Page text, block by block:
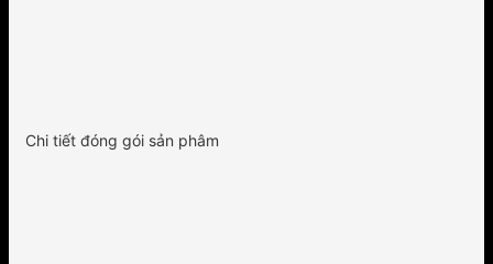
Chi tiết đóng gói sản phâm